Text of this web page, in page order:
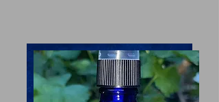
tirage de cartes ou exercices
divinatoires.